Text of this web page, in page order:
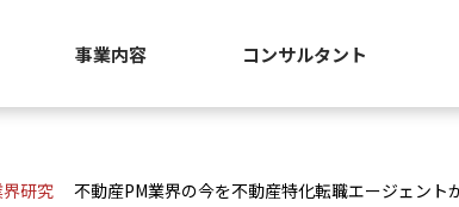
事業内容 コンサルタント
研究 不動産PM業界の今を不動産特化転職エージェン